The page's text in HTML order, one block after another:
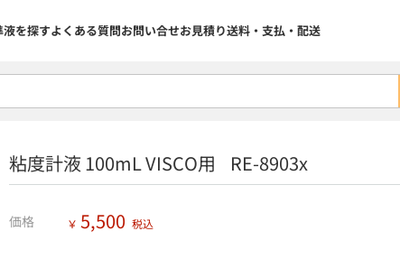
液を探すよくある質問お問い合せお見積り送料・支払・配送
粘度計液 100mL VISCO用 RE-8903x
価格 ￥ 5,500 税込